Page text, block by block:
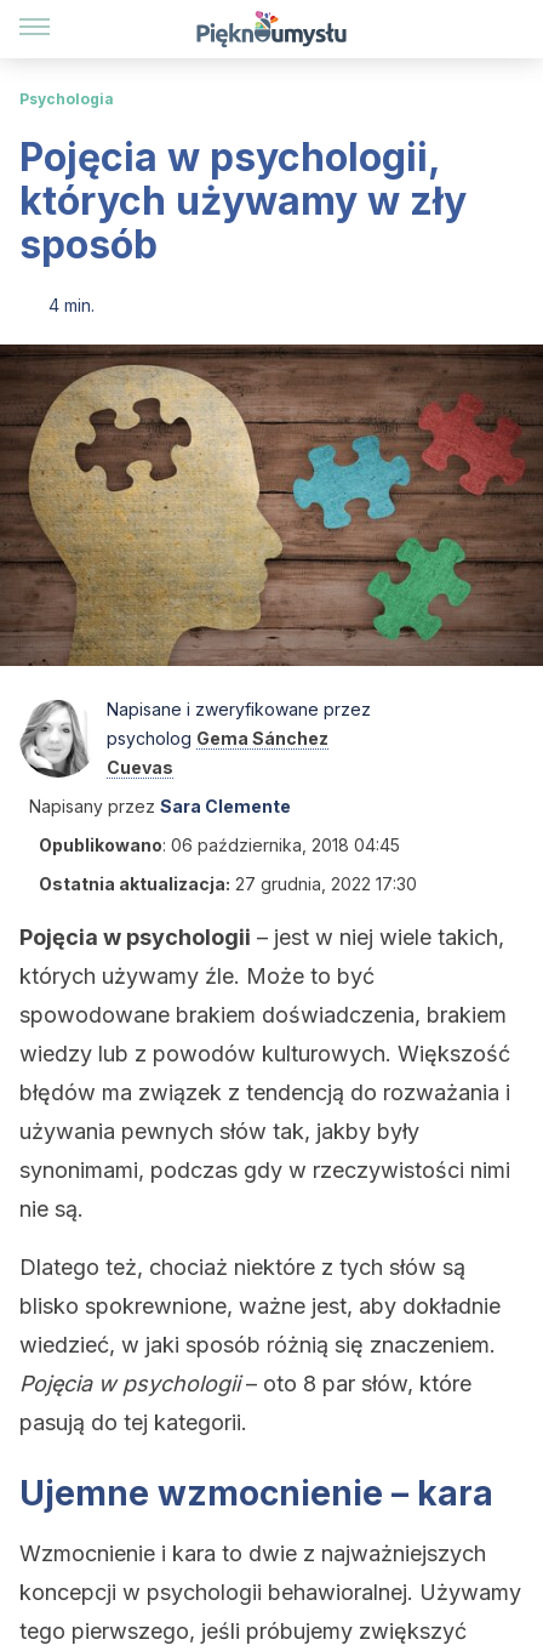
Psychologia
Pojęcia w psychologii,
których używamy w zły
sposób
4 min.
Napisane i zweryfikowane przez
psycholog Gema Sánchez
Cuevas
Napisany przez Sara Clemente
Opublikowano: 06 października, 2018 04:45
Ostatnia aktualizacja: 27 grudnia, 2022 17:30
Pojęcia w psychologii – jest w niej wiele takich,
których używamy źle. Może to być
spowodowane brakiem doświadczenia, brakiem
wiedzy lub z powodów kulturowych. Większość
błędów ma związek z tendencją do rozważania i
używania pewnych słów tak, jakby były
synonimami, podczas gdy w rzeczywistości nimi
nie są.
Dlatego też, chociaż niektóre z tych słów są
blisko spokrewnione, ważne jest, aby dokładnie
wiedzieć, w jaki sposób różnią się znaczeniem.
Pojęcia w psychologii– oto 8 par słów, które
pasują do tej kategorii.
Ujemne wzmocnienie – kara
Wzmocnienie i kara to dwie z najważniejszych
koncepcji w psychologii behawioralnej. Używamy
tego pierwszego, jeśli próbujemy zwiększyć